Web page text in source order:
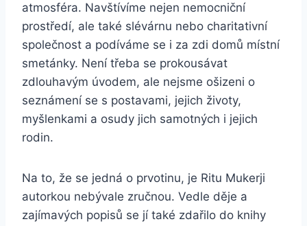
atmosféra. Navštívíme nejen nemocniční
prostředí, ale také slévárnu nebo charitativní
společnost a podíváme se i za zdi domů místní
smetánky. Není třeba se prokousávat
zdlouhavým úvodem, ale nejsme ošizeni o
seznámení se s postavami, jejich životy,
myšlenkami a osudy jich samotných i jejich
rodin.
Na to, že se jedná o prvotinu, je Ritu Mukerji
autorkou nebývale zručnou. Vedle děje a
zajímavých popisů se jí také zdařilo do knihy